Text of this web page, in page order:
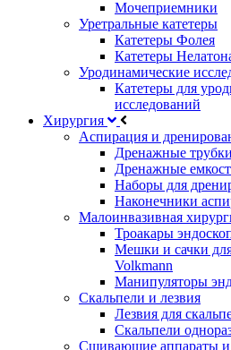
Мочеприемники
Уретральные катетеры
Катетеры Фолея
Катетеры
Уродинамические
Катетеры для
исследований
Хирургия
Аспирация и
Дренажные трубки
Дренажные
Наборы для
Наконечники
Малоинвазивная
Троакары
Мешки и сачки
Volkmann
Манипуляторы
Скальпели и лезвия
Лезвия для
Скальпели
Сшивающие аппараты и